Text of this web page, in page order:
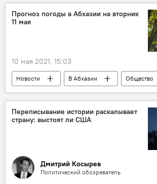
Прогноз погоды в Абхазии на вторник
11 мая
10 мая 2021, 15:03
Новости В Абхазии Общество
Переписывание истории раскалывает
страну: выстоят ли США
Дмитрий Косырев
Политический обозреватель